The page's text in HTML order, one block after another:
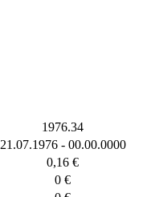
1976.34
21.07.1976 - 00.00.0000
0,16 €
0 €